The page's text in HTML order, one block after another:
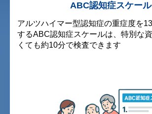
ABC認知症スケール
アルツハイマー型認知症の重症度を
するABC認知症スケールは、特別な
くても約10分で検査できます